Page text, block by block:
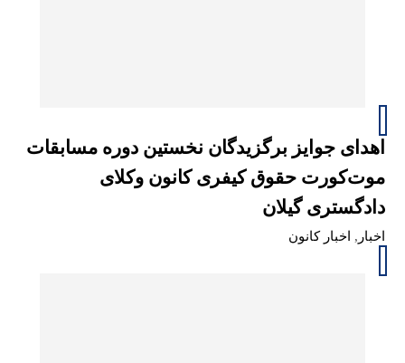
اهدای جوایز برگزیدگان نخستین دوره مسابقات
موت‌کورت حقوق کیفری کانون وکلای
دادگستری گیلان
اخبار , اخبار کانون